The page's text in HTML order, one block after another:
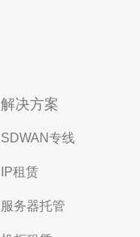
解决方案
SDWAN专线
IP租赁
服务器托管